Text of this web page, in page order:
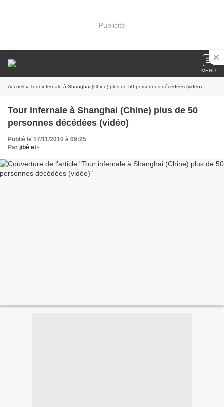
Publicité
MENU
Accueil » Tour infernale à Shanghai (Chine) plus de 50 personnes décédées (vidéo)
Tour infernale à Shanghai (Chine) plus de 50
personnes décédées (vidéo)
Publié le 17/11/2010 à 09:25
Par jibé et+